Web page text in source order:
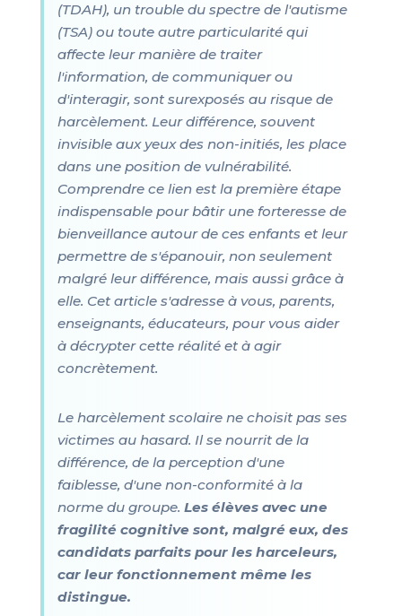
(TDAH), un trouble du spectre de l'autisme
(TSA) ou toute autre particularité qui
affecte leur manière de traiter
l'information, de communiquer ou
d'interagir, sont surexposés au risque de
harcèlement. Leur différence, souvent
invisible aux yeux des non-initiés, les place
dans une position de vulnérabilité.
Comprendre ce lien est la première étape
indispensable pour bâtir une forteresse de
bienveillance autour de ces enfants et leur
permettre de s'épanouir, non seulement
malgré leur différence, mais aussi grâce à
elle. Cet article s'adresse à vous, parents,
enseignants, éducateurs, pour vous aider
à décrypter cette réalité et à agir
concrètement.
Le harcèlement scolaire ne choisit pas ses
victimes au hasard. Il se nourrit de la
différence, de la perception d'une
faiblesse, d'une non-conformité à la
norme du groupe. Les élèves avec une
fragilité cognitive sont, malgré eux, des
candidats parfaits pour les harceleurs,
car leur fonctionnement même les
distingue.